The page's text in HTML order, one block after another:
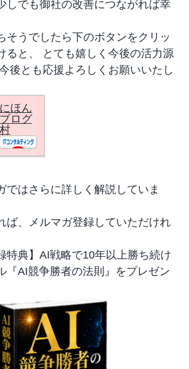
しでも御社の改善につながれば幸
そうでしたら下のボタンをクリッ
ると、 とても嬉しく今後の活力源
後とも応援よろしくお願いいたし
にほん
ブログ
村
ではさらに詳しく解説していま
ば、メルマガ登録していただけれ
特典】AI戦略で10年以上勝ち続け
『AI競争勝者の法則』をプレゼン